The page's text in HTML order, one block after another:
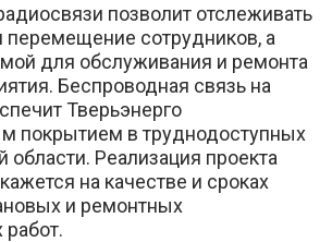
позволит отслеживать
перемещение сотрудников, а
для обслуживания и ремонта
Беспроводная связь на
Тверьэнерго
покрытием в труднодоступных
области. Реализация проекта
на качестве и сроках
и ремонтных
работ.